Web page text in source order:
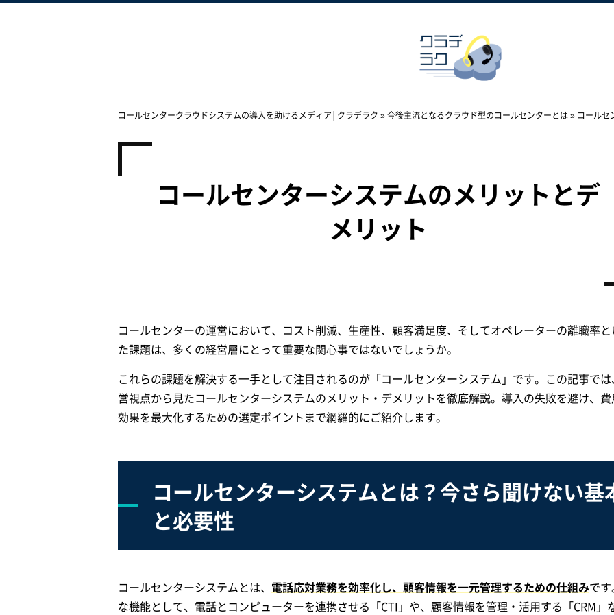
コールセンタークラウドシステムの導入を助けるメディア│クラデラク »今後主流となるクラウド型のコールセンターとは» コールセ
コールセンターシステムのメリットとデ
メリット
コールセンターの運営において、コスト削減、生産性、顧客満足度、そしてオペレーターの離職率と
た課題は、多くの経営層にとって重要な関心事ではないでしょうか。
これらの課題を解決する一手として注目されるのが「コールセンターシステム」です。この記事で
営視点から見たコールセンターシステムのメリット・デメリットを徹底解説。導入の失敗を避け、
効果を最大化するための選定ポイントまで網羅的にご紹介します。
コールセンターシステムとは？今さら聞けない基
と必要性
コールセンターシステムとは、 電話応対業務を効率化し、顧客情報を一元管理するための仕組みで
な機能として、電話とコンピューターを連携させる「CTI」や、顧客情報を管理・活用する「CRM」